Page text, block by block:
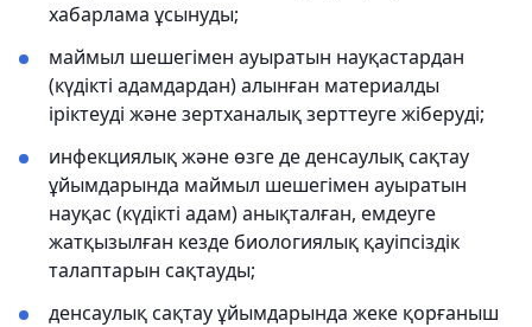
хабарлама ұсынуды;
маймыл шешегімен ауыратын науқастардан
(күдікті адамдардан) алынған материалды
іріктеуді және зертханалық зерттеуге жіберуді;
инфекциялық және өзге де денсаулық сақтау
ұйымдарында маймыл шешегімен ауыратын
науқас (күдікті адам) анықталған, емдеуге
жатқызылған кезде биологиялық қауіпсіздік
талаптарын сақтауды;
денсаулық сақтау ұйымдарында жеке қорғаныш